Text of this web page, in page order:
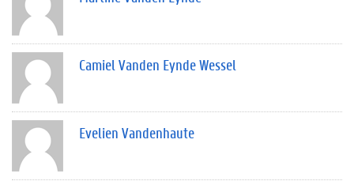
Camiel Vanden Eynde Wessel
Evelien Vandenhaute